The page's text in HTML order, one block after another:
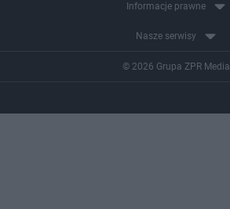
Informacje prawne
Nasze serwisy
© 2026 Grupa ZPR Media